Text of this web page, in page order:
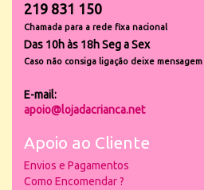
219 831 150
Chamada para a rede fixa nacional
Das 10h às 18h Seg a Sex
Caso não consiga ligação deixe
E-mail:
apoio@lojadacrianca.net
Apoio ao Cliente
Envios e Pagamentos
Como Encomendar ?